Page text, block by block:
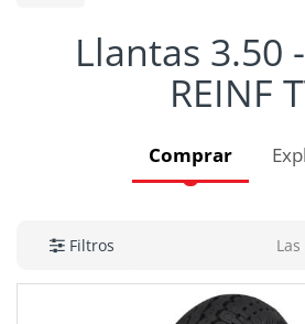
Llantas 3.50
REINF
Comprar
Filtros